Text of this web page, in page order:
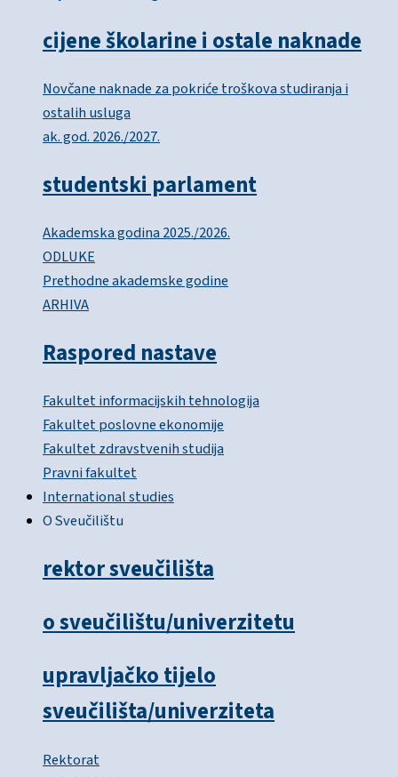
cijene školarine i ostale naknade
Novčane naknade za pokriće troškova studiranja i
ostalih usluga
ak. god. 2026./2027.
studentski parlament
Akademska godina 2025./2026.
ODLUKE
Prethodne akademske godine
ARHIVA
Raspored nastave
Fakultet informacijskih tehnologija
Fakultet poslovne ekonomije
Fakultet zdravstvenih studija
Pravni fakultet
International studies
O Sveučilištu
rektor sveučilišta
o sveučilištu/univerzitetu
upravljačko tijelo
sveučilišta/univerziteta
Rektorat